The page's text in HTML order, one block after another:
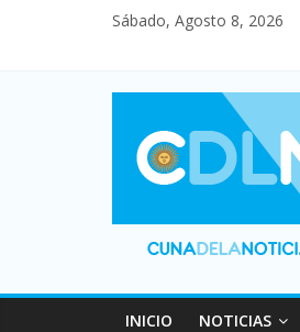
Sábado, Agosto 8, 2026
INICIO NOTICIAS